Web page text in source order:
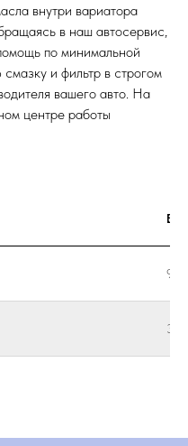
внутри вариатора
в наш автосервис,
по минимальной
и фильтр в строгом
вашего авто. На
центре работы
90
30